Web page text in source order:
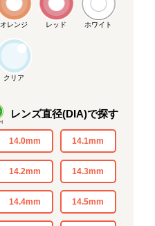
オレンジ レッド ホワイト
クリア
レンズ直径(DIA)で探す
14.0mm 14.1mm
14.2mm 14.3mm
14.4mm 14.5mm